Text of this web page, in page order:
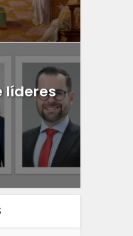
líderes